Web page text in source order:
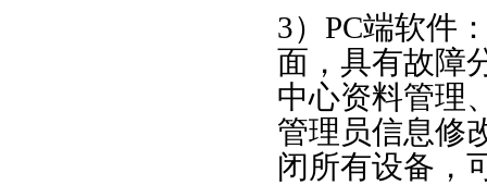
3）PC端软件
面，具有故障
中心资料管理
管理员信息修
闭所有设备，